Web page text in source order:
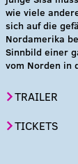
wie viele
sich auf die
Nordamerika
Sinnbild einer
vom Norden in
TRAILER
TICKETS